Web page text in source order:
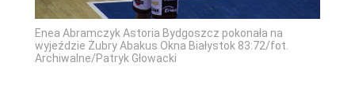
Enea Abramczyk Astoria Bydgoszcz pokonała na
wyjeździe Żubry Abakus Okna Białystok 83:72/fot.
Archiwalne/Patryk Głowacki